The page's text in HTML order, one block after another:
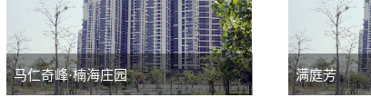
马仁奇峰·楠海庄园 满庭芳